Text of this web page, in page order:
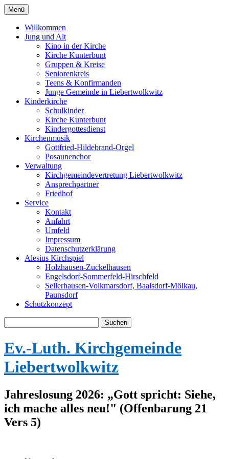
Menü
Willkommen
Jung und Alt
Kino in der Kirche
Kirche Kunterbunt
Gruppen & Kreise
Seniorenkreis
Teens & Konfirmanden
Junge Gemeinde in Liebertwolkwitz
Kinderkirche
Schulkinder
Kirche Kunterbunt
Kindergottesdienst
Kirchenmusik
Gottfried-Hildebrand-Orgel
Posaunenchor
Verwaltung
Kirchgemeindevertretung Liebertwolkwitz
Ansprechpartner
Friedhof
Service
Kontakt
Anfahrt
Umfeld
Impressum
Datenschutzerklärung
Alesius Kirchspiel
Holzhausen-Zuckelhausen
Engelsdorf-Sommerfeld-Hirschfeld
Sellerhausen-Volkmarsdorf, Baalsdorf-Mölkau,
Paunsdorf
Schutzkonzept
nach:
Ev.-Luth. Kirchgemeinde
Liebertwolkwitz
Jahreslosung 2026: „Gott spricht: Siehe,
ich mache alles neu!" (Offenbarung 21
Vers 5)